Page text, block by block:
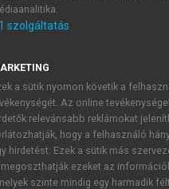
értesítést a MeRSZ újdonságairól,
1 szolgáltatás
a sütik nyomon követik a
Az online
relevánsabb reklámokat
hogy a felhasználó
hirdetést. Ezek a sütik más
ezeket az
szinte mindig egy harmadik